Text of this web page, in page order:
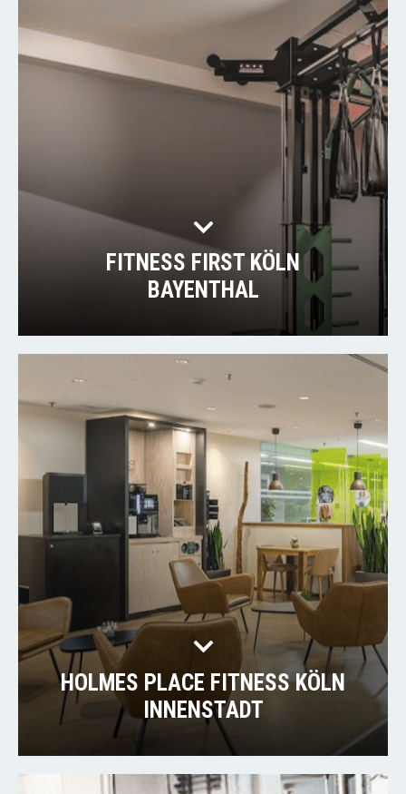
FITNESS FIRST KÖLN
BAYENTHAL
HOLMES PLACE FITNESS KÖLN
INNENSTADT